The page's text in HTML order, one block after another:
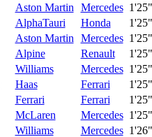
Aston Martin Mercedes
AlphaTauri Honda
Aston Martin Mercedes
Alpine Renault
Williams Mercedes
Haas Ferrari
Ferrari Ferrari
McLaren Mercedes
Williams Mercedes